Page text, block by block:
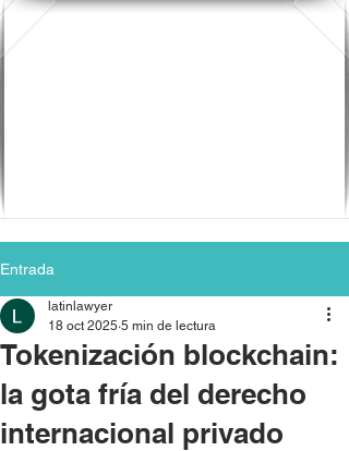
Entrada
Tokenización blockchain:
la gota fría del derecho
internacional privado
latinlawyer
18 oct 2025 5 min de lectura